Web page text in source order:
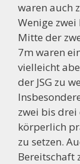
waren auch
Wenige
Mitte der
7m waren
vielleicht
der JSG zu
zwei bis
körperlich
zu setzen.
Bereitschaft